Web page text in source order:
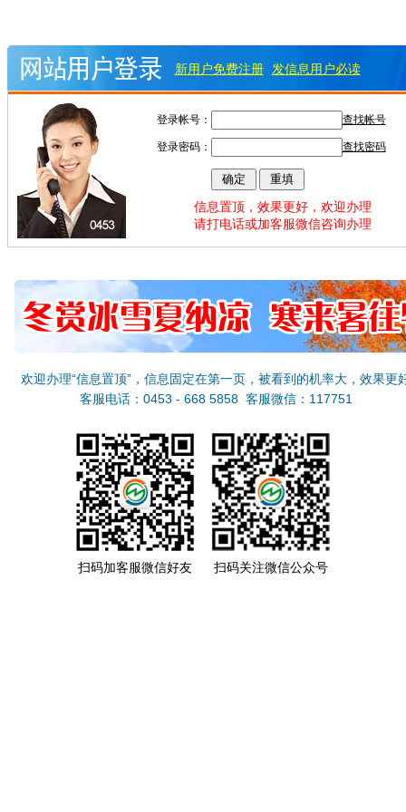
新用户免费注册 发信息用户必读
登录帐号： 查找帐号
登录密码： 查找密码
信息置顶，效果更好，欢迎办理
请打电话或加客服微信咨询办理
欢迎办理“信息置顶”，信息固定在第一页，被看到的机率大，效果更
客服电话：0453 - 668 5858 客服微信：117751
扫码加客服微信好友 扫码关注微信公众号